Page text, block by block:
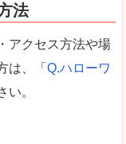
法
アクセス方法や場
は、「 Q.ハローワ
い。